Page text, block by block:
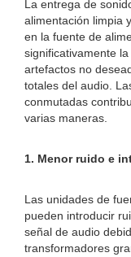
La entrega de
alimentación limpia
en la fuente de
significativamente
artefactos no
totales del audio.
conmutadas
varias maneras.
1. Menor ruido e
Las unidades de
pueden introducir
señal de audio
transformadores